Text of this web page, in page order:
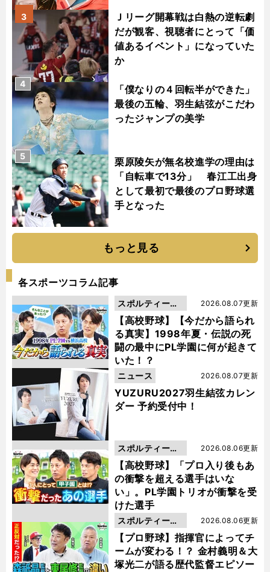
Ｊリーグ開幕戦は白熱の逆転劇
だが観客、視聴者にとって「価
値あるイベント」になっていた
か
3
「僕なりの４回転半ができた」
最後の五輪、羽生結弦がこだわ
ったジャンプの美学
4
栗原陵矢が無名校進学の理由は
「自転車で13分」 春江工出身
として最初で最後のプロ野球選
手となった
5
もっと見る
各スポーツコラム記事
【高校野球】【今だから語られ
る真実】1998年夏・伝説の死
闘の最中にPL学園に何が起きて
いた！？
2026.08.07更新
スポルティーバ
動画
YUZURU2027羽生結弦カレン
ダー 予約受付中！
2026.08.07更新
ニュース
【高校野球】「プロ入り後もあ
の衝撃を超える選手はいな
い」。PL学園トリオが衝撃を受
けた選手
2026.08.06更新
スポルティーバ
動画
【プロ野球】指揮官によってチ
ームが変わる！？ 金村義明＆大
塚光二が語る歴代監督エピソー
2026.08.06更新
スポルティーバ
動画